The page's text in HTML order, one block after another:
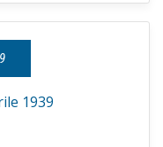
1939